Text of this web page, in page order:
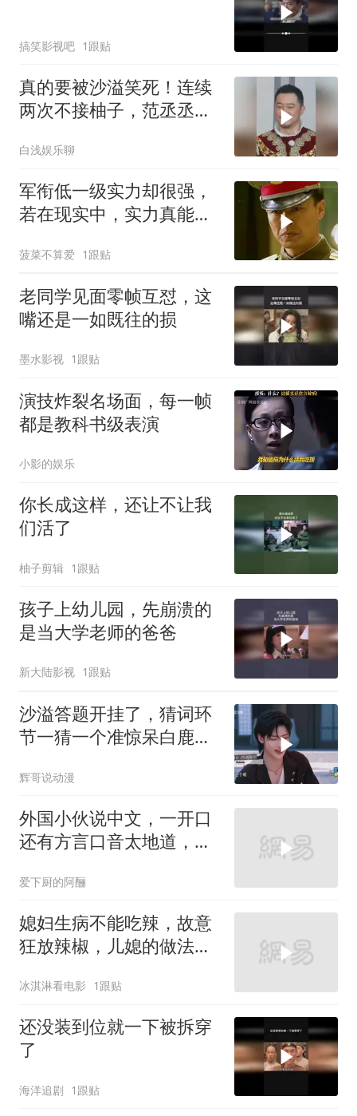
搞笑影视吧 1跟贴
真的要被沙溢笑死！连续
两次不接柚子，范丞丞大
白浅娱乐聊
军衔低一级实力却很强，
若在现实中，实力真能压
菠菜不算爱 1跟贴
老同学见面零帧互怼，这
嘴还是一如既往的损
墨水影视 1跟贴
演技炸裂名场面，每一帧
都是教科书级表演
小影的娱乐
你长成这样，还让不让我
们活了
柚子剪辑 1跟贴
孩子上幼儿园，先崩溃的
是当大学老师的爸爸
新大陆影视 1跟贴
沙溢答题开挂了，猜词环
节一猜一个准惊呆白鹿，
辉哥说动漫
外国小伙说中文，一开口
还有方言口音太地道，沙
爱下厨的阿酾
媳妇生病不能吃辣，故意
狂放辣椒，儿媳的做法太
冰淇淋看电影 1跟贴
还没装到位就一下被拆穿
了
海洋追剧 1跟贴